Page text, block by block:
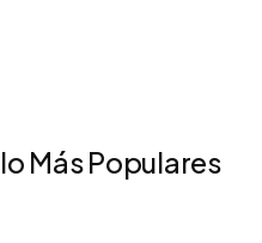
Más Populares